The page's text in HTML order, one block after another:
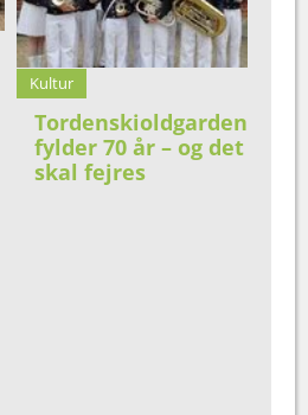
Kultur
Tordenskioldgarden
fylder 70 år – og det
skal fejres